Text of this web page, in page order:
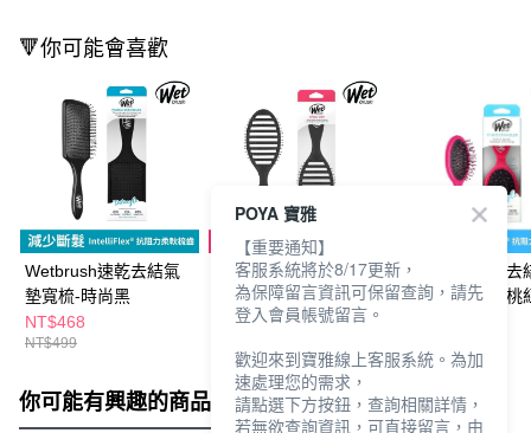
🔻你可能會喜歡
Wetbrush速乾去結氣
墊寬梳-時尚黑
NT$468
NT$499
Wetbrush專業速乾蓬
鬆骨梳-時尚黑
NT$349
Wetbrush速乾去
墊隨身梳-質感桃
你可能有興趣的商品 全站排行
POYA 寶雅
【重要通知】
客服系統將於8/17更新，
為保障留言資訊可保留查詢，請先
登入會員帳號留言。
歡迎來到寶雅線上客服系統。為加
速處理您的需求，
請點選下方按鈕，查詢相關詳情，
若無欲查詢資訊，可直接留言，由